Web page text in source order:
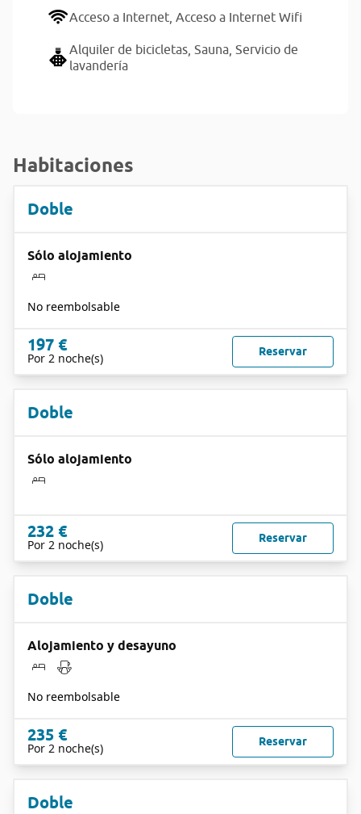
Acceso a Internet, Acceso a Internet Wifi
Alquiler de bicicletas, Sauna, Servicio de
lavandería
Habitaciones
Doble
Sólo alojamiento
No reembolsable
197 €
Por 2 noche(s) Reservar
Doble
Sólo alojamiento
232 €
Por 2 noche(s) Reservar
Doble
Alojamiento y desayuno
No reembolsable
235 €
Por 2 noche(s) Reservar
Doble